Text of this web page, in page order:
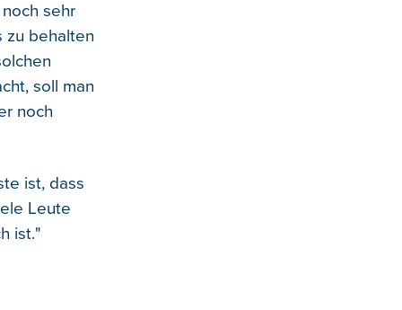
sehr
zu behalten
soll man
noch
ist, dass
Leute
ist."